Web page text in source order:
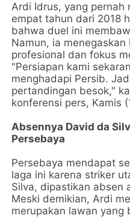
Ardi Idrus, yang pernah
empat tahun dari 2018
bahwa duel ini
Namun, ia
profesional dan fokus
"Persiapan kami
menghadapi Persib.
pertandingan besok,"
konferensi pers, Kamis
Absennya David da
Persebaya
Persebaya mendapat
laga ini karena striker
Silva, dipastikan absen
Meski demikian, Ardi
merupakan lawan yang